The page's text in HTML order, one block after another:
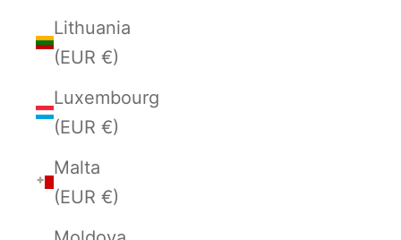
Lithuania
(EUR €)
Luxembourg
(EUR €)
Malta
(EUR €)